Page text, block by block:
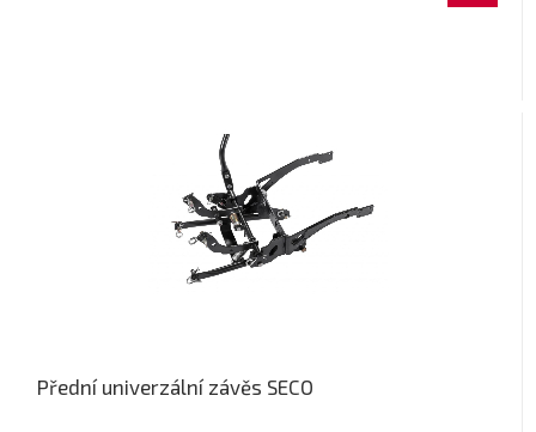
Přední univerzální závěs SECO